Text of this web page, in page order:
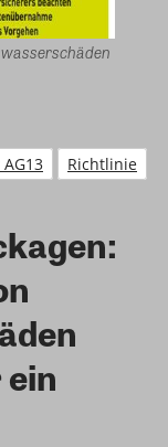
Richtlinie